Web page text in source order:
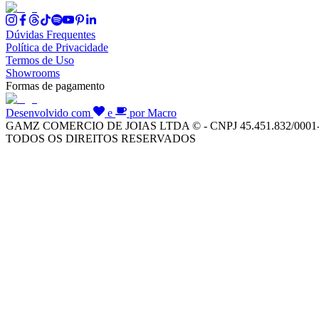
Dúvidas Frequentes
Política de Privacidade
Termos de Uso
Showrooms
Formas de pagamento
Desenvolvido com e
por Macro
GAMZ COMERCIO DE JOIAS LTDA © - CNPJ 45.451.832/
TODOS OS DIREITOS RESERVADOS